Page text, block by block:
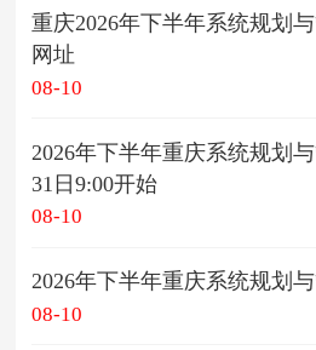
重庆2026年下半年系统规划
网址
08-10
2026年下半年重庆系统规划
31日9:00开始
08-10
2026年下半年重庆系统规划
08-10